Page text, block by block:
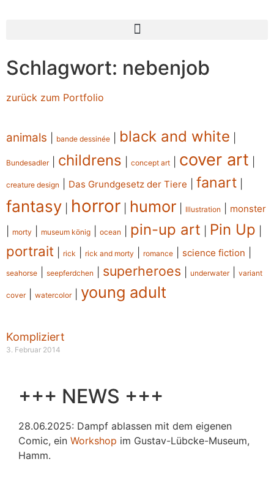
Schlagwort: nebenjob
zurück zum Portfolio
animals bande dessinée black and white
Bundesadler| childrens concept art cover art
creature design Das Grundgesetz der Tiere fanart
fantasy horror humor Illustration monster
morty museum könig ocean pin-up art Pin Up
portrait rick rick and morty romance science fiction
seahorse seepferdchen superheroes underwater| variant
cover| watercolor| young adult
Kompliziert
3. Februar 2014
+++ NEWS +++
28.06.2025: Dampf ablassen mit dem eigenen
Comic, ein Workshop im Gustav-Lübcke-Museum,
Hamm.